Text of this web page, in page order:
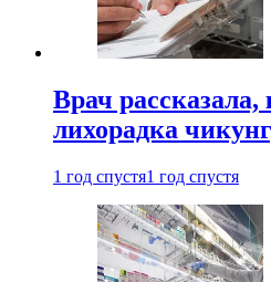
Врач рассказала,
лихорадка
1 год спустя1 год спустя